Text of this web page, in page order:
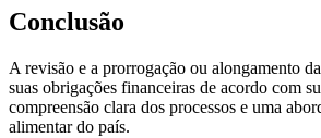
Conclusão
A revisão e a prorrogação ou alongamento
suas obrigações financeiras de acordo com
compreensão clara dos processos e uma
alimentar do país.